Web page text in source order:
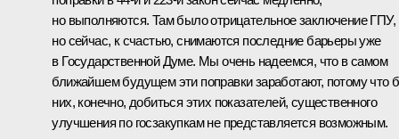
но выполняются. Там было отрицательное заключение ГПУ,
но сейчас, к счастью, снимаются последние барьеры уже
в Государственной Думе. Мы очень надеемся, что в самом
ближайшем будущем эти поправки заработают, потому что
них, конечно, добиться этих показателей, существенного
улучшения по госзакупкам не представляется возможным.